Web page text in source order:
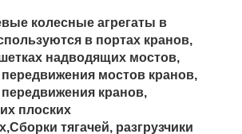
колесные агрегаты в
в портах кранов,
надводящих мостов,
мостов кранов,
кранов,
плоских
тягачей, разгрузчики